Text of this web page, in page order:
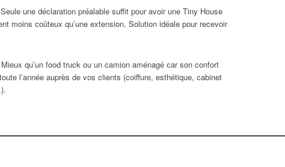
Seule une déclaration préalable suffit pour avoir une Tiny House
moins coûteux qu’une extension. Solution idéale pour recevoir
Mieux qu’un food truck ou un camion aménagé car son confort
l’année auprès de vos clients (coiffure, esthétique, cabinet